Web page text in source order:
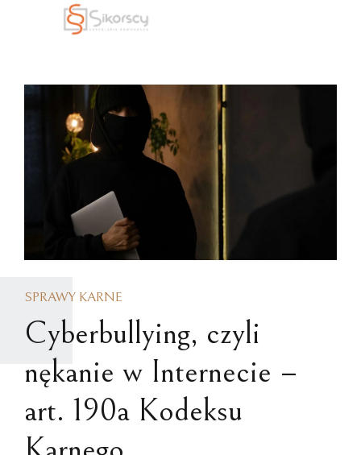
SPRAWY KARNE
Cyberbullying, czyli
nękanie w Internecie –
art. 190a Kodeksu